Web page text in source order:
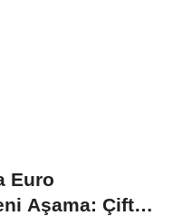
Euro
Aşama: Çift